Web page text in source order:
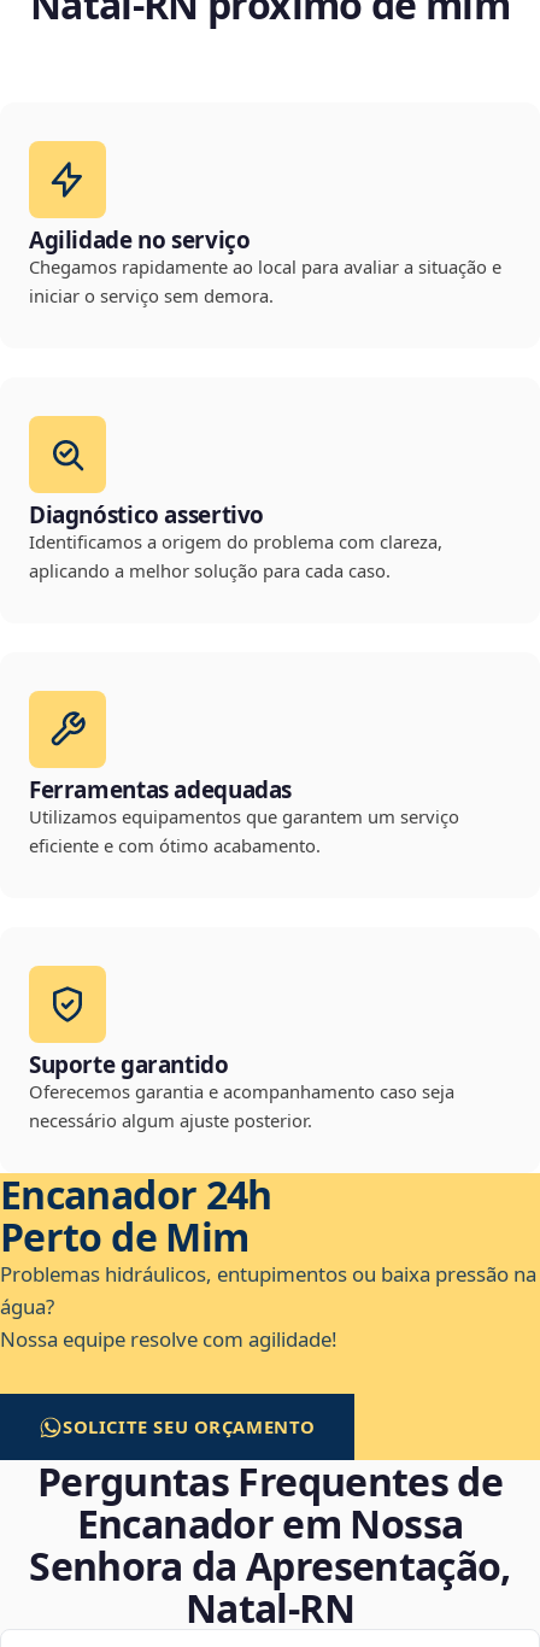
Agilidade no serviço
Chegamos rapidamente ao local para avaliar a situação e
iniciar o serviço sem demora.
Diagnóstico assertivo
Identificamos a origem do problema com clareza,
aplicando a melhor solução para cada caso.
Ferramentas adequadas
Utilizamos equipamentos que garantem um serviço
eficiente e com ótimo acabamento.
Suporte garantido
Oferecemos garantia e acompanhamento caso seja
necessário algum ajuste posterior.
Encanador 24h
Perto de Mim
Problemas hidráulicos, entupimentos ou baixa pressão na
água?
Nossa equipe resolve com agilidade!
SOLICITE SEU ORÇAMENTO
Perguntas Frequentes de
Encanador em Nossa
Senhora da Apresentação,
Natal‑RN